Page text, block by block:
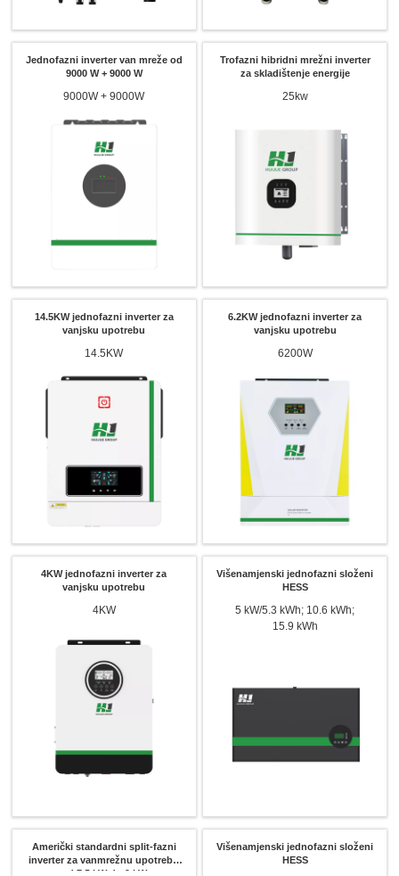
Jednofazni inverter van mreže od
9000 W + 9000 W
9000W + 9000W
Trofazni hibridni mrežni inverter
za skladištenje energije
25kw
14.5KW jednofazni inverter za
vanjsku upotrebu
14.5KW
6.2KW jednofazni inverter za
vanjsku upotrebu
6200W
4KW jednofazni inverter za
vanjsku upotrebu
4KW
Višenamjenski jednofazni složeni
HESS
5 kW/5.3 kWh; 10.6 kWh;
15.9 kWh
Američki standardni split-fazni
inverter za vanmrežnu upotrebu
od 7.5 kW do 9 kW
Višenamjenski jednofazni složeni
HESS